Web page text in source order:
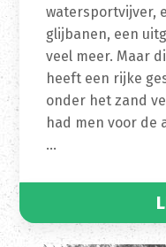
watersportvijver,
glijbanen, een
veel meer. Maar
heeft een rijke
onder het zand
had men voor de
…